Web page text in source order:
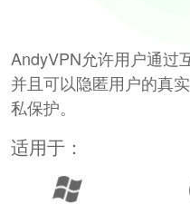
AndyVPN允许用户通过
并且可以隐匿用户的真
私保护。
适用于：